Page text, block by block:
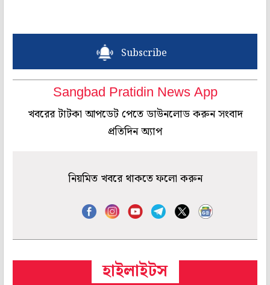
Subscribe
Sangbad Pratidin News App
খবরের টাটকা আপডেট পেতে ডাউনলোড করুন সংবাদ
প্রতিদিন অ্যাপ
নিয়মিত খবরে থাকতে ফলো করুন
হাইলাইটস